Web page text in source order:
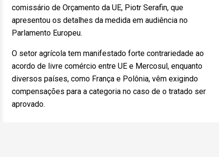
comissário de Orçamento da UE, Piotr Serafin, que
apresentou os detalhes da medida em audiência no
Parlamento Europeu.
O setor agrícola tem manifestado forte contrariedade ao
acordo de livre comércio entre UE e Mercosul, enquanto
diversos países, como França e Polônia, vêm exigindo
compensações para a categoria no caso de o tratado ser
aprovado.